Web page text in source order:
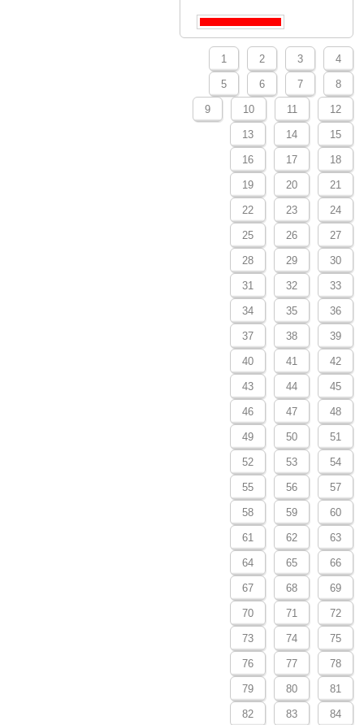
1 2 3 4
5 6 7 8
9 10 11 12
13 14 15
16 17 18
19 20 21
22 23 24
25 26 27
28 29 30
31 32 33
34 35 36
37 38 39
40 41 42
43 44 45
46 47 48
49 50 51
52 53 54
55 56 57
58 59 60
61 62 63
64 65 66
67 68 69
70 71 72
73 74 75
76 77 78
79 80 81
82 83 84